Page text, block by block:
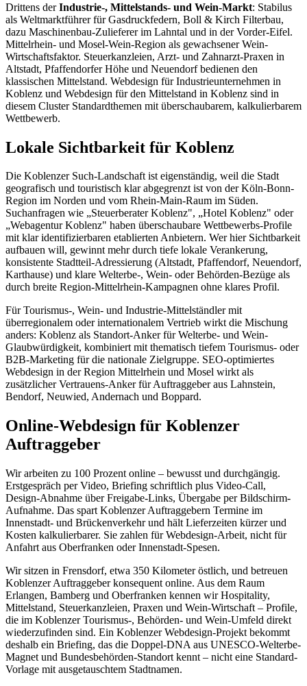
Drittens derIndustrie-, Mittelstands- und Wein-Markt: Stabilus
als Weltmarktführer für Gasdruckfedern, Boll & Kirch Filterbau,
dazu Maschinenbau-Zulieferer im Lahntal und in der Vorder-Eifel.
Mittelrhein- und Mosel-Wein-Region als gewachsener Wein-
Wirtschaftsfaktor. Steuerkanzleien, Arzt- und Zahnarzt-Praxen in
Altstadt, Pfaffendorfer Höhe und Neuendorf bedienen den
klassischen Mittelstand. Webdesign für Industrieunternehmen in
Koblenz und Webdesign für den Mittelstand in Koblenz sind in
diesem Cluster Standardthemen mit überschaubarem, kalkulierbarem
Wettbewerb.
Lokale Sichtbarkeit für Koblenz
Die Koblenzer Such-Landschaft ist eigenständig, weil die Stadt
geografisch und touristisch klar abgegrenzt ist von der Köln-Bonn-
Region im Norden und vom Rhein-Main-Raum im Süden.
Suchanfragen wie „Steuerberater Koblenz", „Hotel Koblenz" oder
„Webagentur Koblenz" haben überschaubare Wettbewerbs-Profile
mit klar identifizierbaren etablierten Anbietern. Wer hier Sichtbarkeit
aufbauen will, gewinnt mehr durch tiefe lokale Verankerung,
konsistente Stadtteil-Adressierung (Altstadt, Pfaffendorf, Neuendorf,
Karthause) und klare Welterbe-, Wein- oder Behörden-Bezüge als
durch breite Region-Mittelrhein-Kampagnen ohne klares Profil.
Für Tourismus-, Wein- und Industrie-Mittelständler mit
überregionalem oder internationalem Vertrieb wirkt die Mischung
anders: Koblenz als Standort-Anker für Welterbe- und Wein-
Glaubwürdigkeit, kombiniert mit thematisch tiefem Tourismus- oder
B2B-Marketing für die nationale Zielgruppe. SEO-optimiertes
Webdesign in der Region Mittelrhein und Mosel wirkt als
zusätzlicher Vertrauens-Anker für Auftraggeber aus Lahnstein,
Bendorf, Neuwied, Andernach und Boppard.
Online-Webdesign für Koblenzer
Auftraggeber
Wir arbeiten zu 100 Prozent online – bewusst und durchgängig.
Erstgespräch per Video, Briefing schriftlich plus Video-Call,
Design-Abnahme über Freigabe-Links, Übergabe per Bildschirm-
Aufnahme. Das spart Koblenzer Auftraggebern Termine im
Innenstadt- und Brückenverkehr und hält Lieferzeiten kürzer und
Kosten kalkulierbarer. Sie zahlen für Webdesign-Arbeit, nicht für
Anfahrt aus Oberfranken oder Innenstadt-Spesen.
Wir sitzen in Frensdorf, etwa 350 Kilometer östlich, und betreuen
Koblenzer Auftraggeber konsequent online. Aus dem Raum
Erlangen, Bamberg und Oberfranken kennen wir Hospitality,
Mittelstand, Steuerkanzleien, Praxen und Wein-Wirtschaft – Profile,
die im Koblenzer Tourismus-, Behörden- und Wein-Umfeld direkt
wiederzufinden sind. Ein Koblenzer Webdesign-Projekt bekommt
deshalb ein Briefing, das die Doppel-DNA aus UNESCO-Welterbe-
Magnet und Bundesbehörden-Standort kennt – nicht eine Standard-
Vorlage mit ausgetauschtem Stadtnamen.